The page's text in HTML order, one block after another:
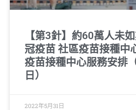
【第3針】約60萬人未
冠疫苗 社區疫苗接種中
疫苗接種中心服務安排
日）
2022年5月31日